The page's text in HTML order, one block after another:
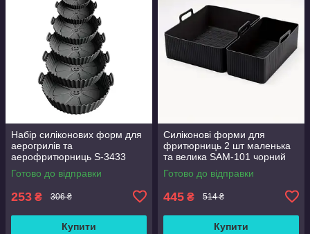
Набір силіконових форм для
аерогрилів та
аерофритюрниць S-3433
чорний 6 шт
Готово до відправки
253 ₴ 306 ₴
Купити
Силіконові форми для
фритюрниць 2 шт маленька
та велика SAM-101 чорний
Готово до відправки
445 ₴ 514 ₴
Купити